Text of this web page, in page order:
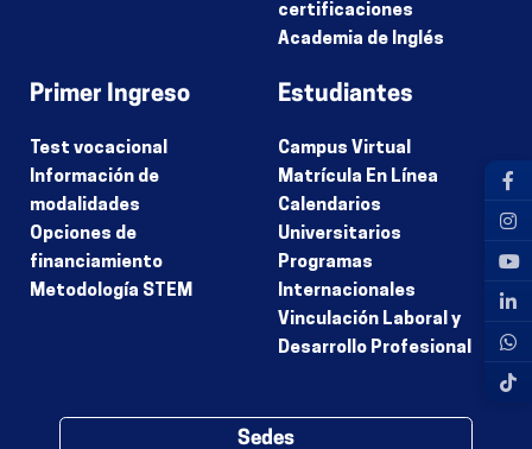
certificaciones
Academia de Inglés
Primer Ingreso
Test vocacional
Información de
modalidades
Opciones de
financiamiento
Metodología STEM
Estudiantes
Campus Virtual
Matrícula En Línea
Calendarios
Universitarios
Programas
Internacionales
Vinculación Laboral y
Desarrollo Profesional
Sedes